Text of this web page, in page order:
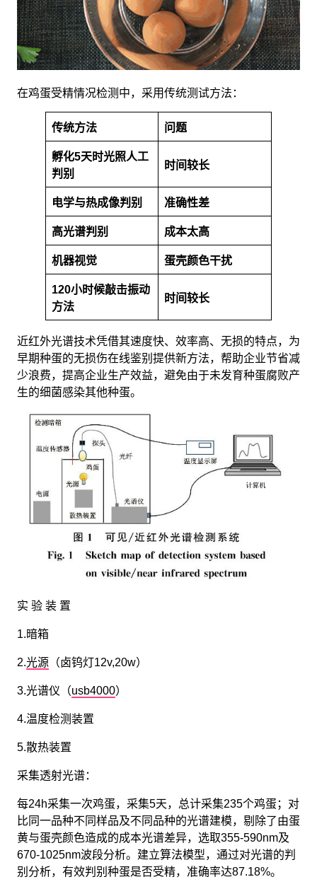
在鸡蛋受精情况检测中，采用传统测试方法：
传统方法 问题
孵化5天时光照人工
判别
时间较长
电学与热成像判别 准确性差
高光谱判别 成本太高
机器视觉 蛋壳颜色干扰
120小时候敲击振动
方法
时间较长
近红外光谱技术凭借其速度快、效率高、无损的特点，为
早期种蛋的无损伤在线鉴别提供新方法，帮助企业节省减
少浪费，提高企业生产效益，避免由于未发育种蛋腐败产
生的细菌感染其他种蛋。
实 验 装 置
1.暗箱
2.光源 （卤钨灯12v,20w）
3.光谱仪（usb4000）
4.温度检测装置
5.散热装置
采集透射光谱：
每24h采集一次鸡蛋，采集5天，总计采集235个鸡蛋；对
比同一品种不同样品及不同品种的光谱建模，剔除了由蛋
黄与蛋壳颜色造成的成本光谱差异，选取355-590nm及
670-1025nm波段分析。建立算法模型，通过对光谱的判
别分析，有效判别种蛋是否受精，准确率达87.18%。